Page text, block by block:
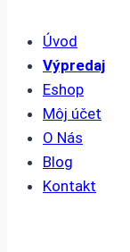
Úvod
Výpredaj
Eshop
Môj účet
O Nás
Blog
Kontakt